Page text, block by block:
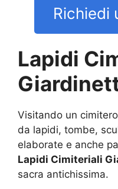
Richiedi
Lapidi
Visitando un
da lapidi, tombe,
elaborate e anche
Lapidi Cimiteriali
sacra antichissima.